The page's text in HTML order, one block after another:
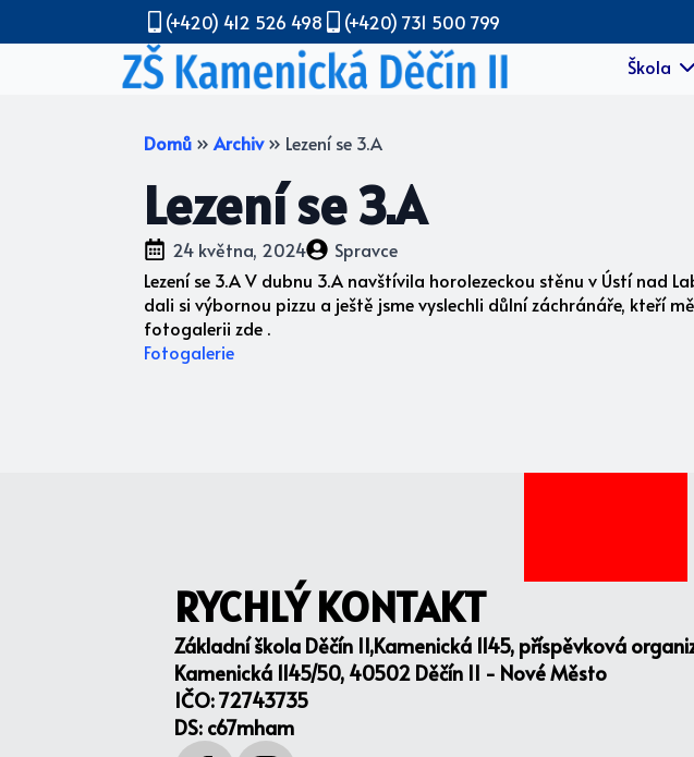
(+420) 412 526 498 (+420) 731 500 799
Škola
Domů » Archiv » Lezení se 3.A
Lezení se 3.A
24 května, 2024
Spravce
Lezení se 3.A V dubnu 3.A navštívila horolezeckou stěnu v Ústí nad
dali si výbornou pizzu a ještě jsme vyslechli důlní záchránáře, kteří
fotogalerii zde .
Fotogalerie
RYCHLÝ KONTAKT
Základní škola Děčín II,Kamenická 1145, příspěvková
Kamenická 1145/50, 40502 Děčín II - Nové Město
IČO: 72743735
DS: c67mham